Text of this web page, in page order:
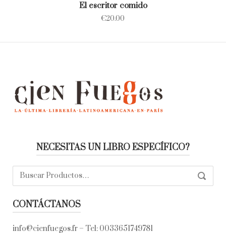
El escritor comido
€20.00
NECESITAS UN LIBRO ESPECÍFICO?
Buscar:
CONTÁCTANOS
info@cienfuegos.fr – Tel: 0033651749781